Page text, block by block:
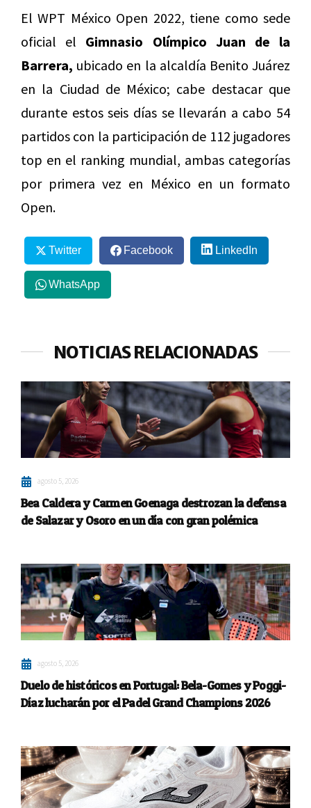
El WPT México Open 2022, tiene como sede
oficial el Gimnasio Olímpico Juan de la
Barrera, ubicado en la alcaldía Benito Juárez
en la Ciudad de México; cabe destacar que
durante estos seis días se llevarán a cabo 54
partidos con la participación de 112 jugadores
top en el ranking mundial, ambas categorías
por primera vez en México en un formato
Open.
Twitter Facebook LinkedIn
WhatsApp
NOTICIAS RELACIONADAS
agosto 5, 2026
Bea Caldera y Carmen Goenaga destrozan la defensa
de Salazar y Osoro en un día con gran polémica
agosto 5, 2026
Duelo de históricos en Portugal: Bela-Gomes y Poggi-
Díaz lucharán por el Padel Grand Champions 2026